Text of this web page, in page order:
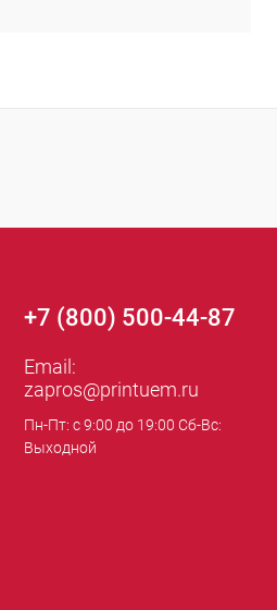
+7 (800) 500-44-87
Email:
zapros@printuem.ru
Пн-Пт: с 9:00 до 19:00 Сб-Вс:
Выходной